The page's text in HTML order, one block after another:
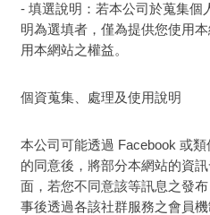
- 填選說明：若本公司於蒐集個
明為選填者，僅為提供您使用
用本網站之權益。
個資蒐集、處理及使用說明
本公司可能透過 Facebook 或
的同意後，將部分本網站的資
面，若您不同意該等訊息之發
事後透過各該社群服務之會員